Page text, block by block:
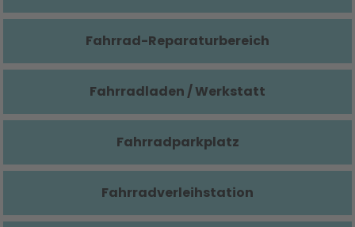
Fahrrad-Reparaturbereich
Fahrradladen / Werkstatt
Fahrradparkplatz
Fahrradverleihstation